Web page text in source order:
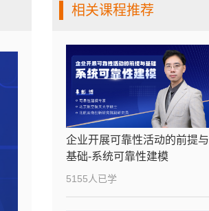
相关课程推荐
企业开展可靠性活动的前提与
基础-系统可靠性建模
5155人已学